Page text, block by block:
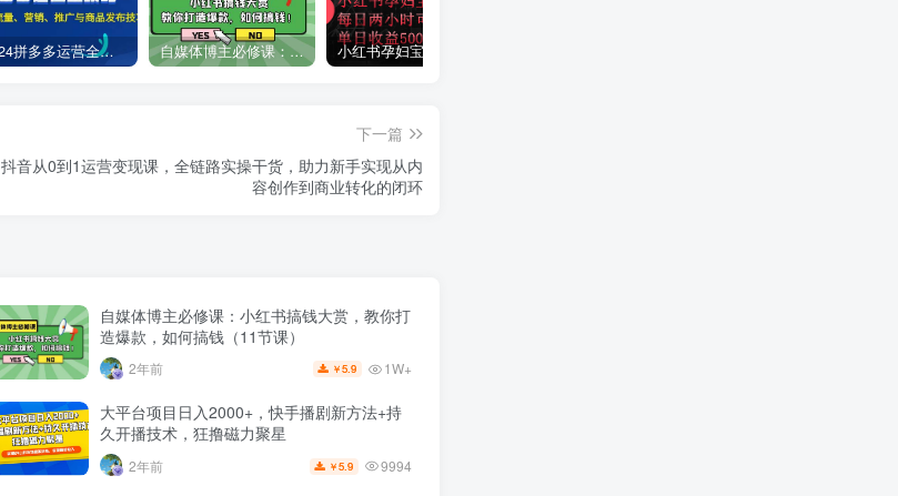
2024拼多多运营全攻略：开店、流量、营销、推广与商品发布技巧（无水印） 自媒体博主必修课：小红书搞钱大赏，教你打造爆款，如何搞钱（11节课）
下一篇
抖音从0到1运营变现课，全链路实操干货，助力新手实现从内
容创作到商业转化的闭环
自媒体博主必修课：小红书搞钱大赏，教你打
造爆款，如何搞钱（11节课）
2年前 ￥5.9 1W+
大平台项目日入2000+，快手播剧新方法+持
久开播技术，狂撸磁力聚星
2年前 ￥5.9 9994